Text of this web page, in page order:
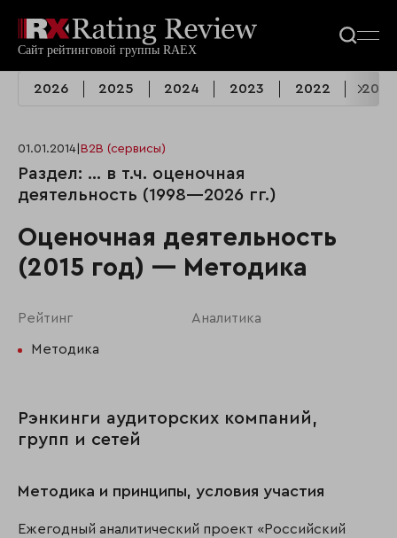
2026 2025 2024 2023 2022 2021
01.01.2014 B2B (сервисы)
Раздел: ... в т.ч. оценочная
деятельность (1998—2026 гг.)
Оценочная деятельность
(2015 год) — Методика
Рейтинг Аналитика
Методика
Рэнкинги аудиторских компаний,
групп и сетей
Методика и принципы, условия участия
Ежегодный аналитический проект «Российский